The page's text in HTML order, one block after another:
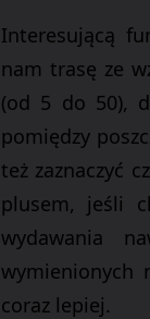
Interesującą
nam trasę ze
(od 5 do 50),
pomiędzy
też zaznaczyć
plusem, jeśli
wydawania
wymienionych
coraz lepiej.